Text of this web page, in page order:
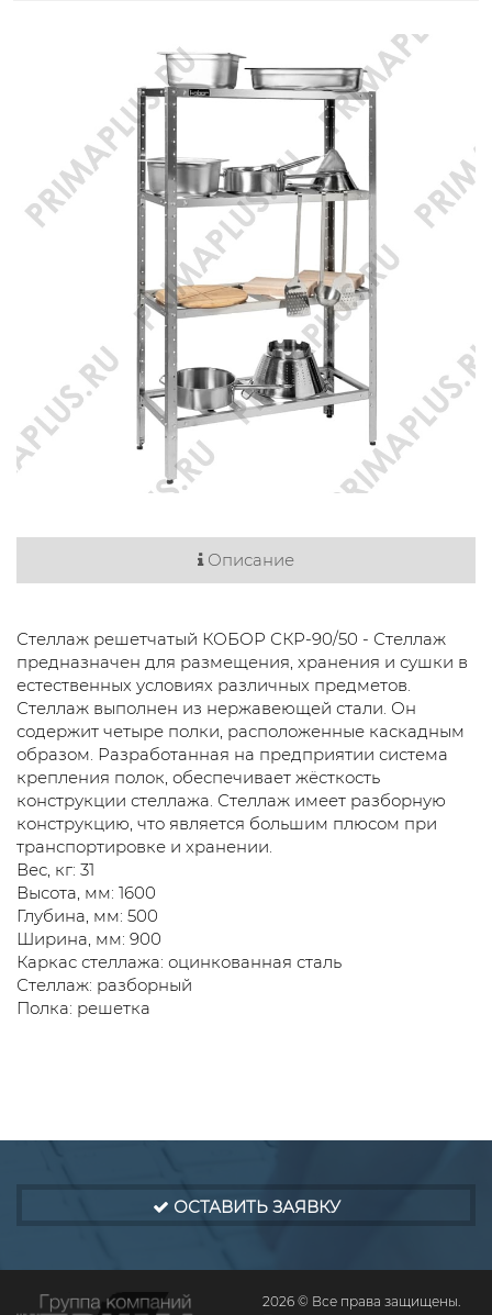
Описание
Стеллаж решетчатый КОБОР СКР-90/50 - Стеллаж
предназначен для размещения, хранения и сушки в
естественных условиях различных предметов.
Стеллаж выполнен из нержавеющей стали. Он
содержит четыре полки, расположенные каскадным
образом. Разработанная на предприятии система
крепления полок, обеспечивает жёсткость
конструкции стеллажа. Стеллаж имеет разборную
конструкцию, что является большим плюсом при
транспортировке и хранении.
Вес, кг: 31
Высота, мм: 1600
Глубина, мм: 500
Ширина, мм: 900
Каркас стеллажа: оцинкованная сталь
Стеллаж: разборный
Полка: решетка
ОСТАВИТЬ ЗАЯВКУ
2026 © Все права защищены.